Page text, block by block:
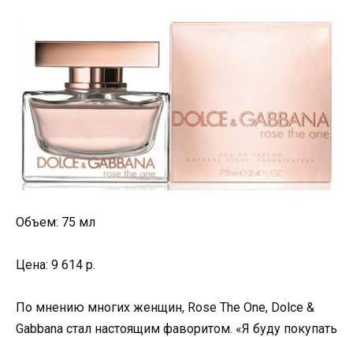
Объем: 75 мл
Цена: 9 614 р.
По мнению многих женщин, Rose The One, Dolce &
Gabbana стал настоящим фаворитом. «Я буду покупать